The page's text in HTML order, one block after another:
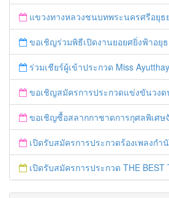
แขวงทางหลวงชนบทพระนครศรีอยุธยา "ร่วมรณรงค์ ขับช้า เปิดไฟหน้า คาดเข็มขัด" เทศ
ขอเชิญร่วมพิธีเปิดงานยอยศยิ่งฟ้าอยุธย
ร่วมเชียร์ผู้เข้าประกวด Miss Ayutthaya ในวันที่ 15
ขอเชิญสมัครการประกวดแข่งขันวงดนตรี Ayutthaya
ขอเชิญซื้อสลากกาชาดการกุศลพิเศษจังหวัดพระนครศ
เปิดรับสมัครการประกวดร้องเพลงกำนัน ผู้ใ
เปิดรับสมัครการประกวด THE BEST TO BE